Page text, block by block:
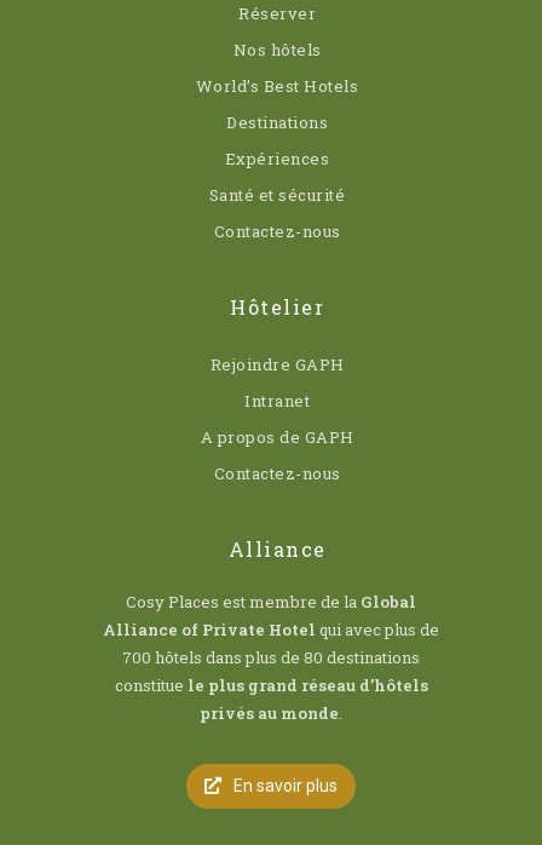
Réserver
Nos hôtels
World’s Best Hotels
Destinations
Expériences
Santé et sécurité
Contactez-nous
Hôtelier
Rejoindre GAPH
Intranet
A propos de GAPH
Contactez-nous
Alliance
Cosy Places est membre de la Global
Alliance of Private Hotel qui avec plus de
700 hôtels dans plus de 80 destinations
constitue le plus grand réseau d’hôtels
privés au monde.
En savoir plus